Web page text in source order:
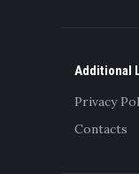
Additional
Privacy
Contacts